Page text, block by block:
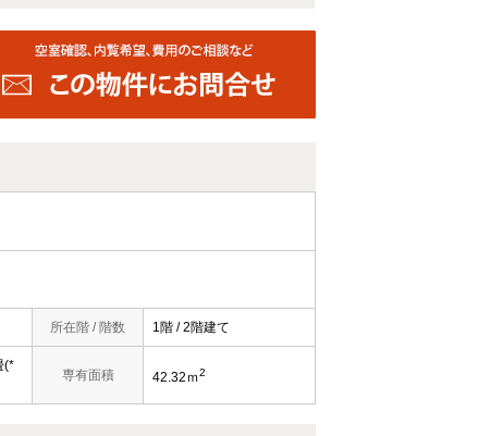
所在階 / 階数 1階 / 2階建て
(*
専有面積 42.32ｍ2